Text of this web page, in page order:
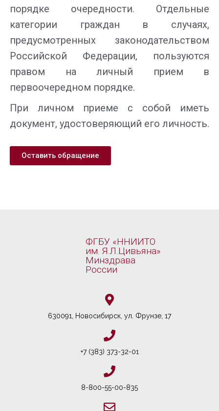
порядке очередности. Отдельные
категории граждан в случаях,
предусмотренных законодательством
Российской Федерации, пользуются
правом на личный прием в
первоочередном порядке.
При личном приеме с собой иметь
документ, удостоверяющий его личность.
Оставить обращение
ФГБУ «ННИИТО
им. Я.Л.Цивьяна»
Минздрава
России
630091, Новосибирcк, ул. Фрунзе, 17
+7 (383) 373-32-01
8-800-55-00-835